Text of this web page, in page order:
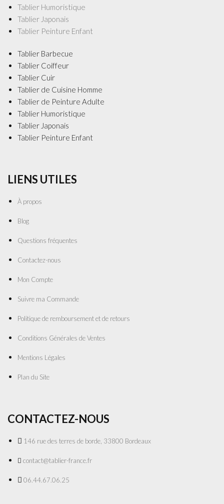
Tablier Humoristique
Tablier Japonais
Tablier Peinture Enfant
Tablier Barbecue
Tablier Coiffeur
Tablier Cuir
Tablier de Cuisine Homme
Tablier de Peinture Adulte
Tablier Humoristique
Tablier Japonais
Tablier Peinture Enfant
LIENS UTILES
À propos
Blog
Questions fréquentes
Contactez-nous
Mon Compte
Suivre ma Commande
Politique de remboursement et de retours
Conditions Générales de Ventes
Mentions Légales
Plan du Site
CONTACTEZ-NOUS
146 rue des terres de borde, 33800 Bordeaux
contact@tablier-france.fr
06.44.67.06.25